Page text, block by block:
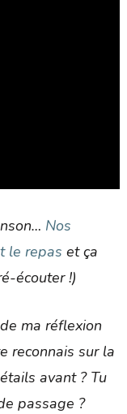
Nos
le repas et ça
écouter !)
ma réflexion
reconnais sur la
avant ? Tu
passage ?